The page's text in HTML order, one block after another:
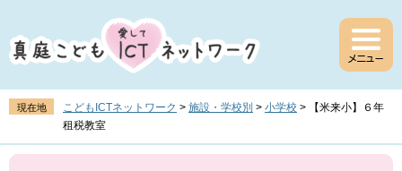
ジ
の
頭
す
。
ュ
ー
飛
し
て
現在地 こどもICTネットワーク > 施設・学校別 > 小学校 >
【米来小】６年
租税教室
本